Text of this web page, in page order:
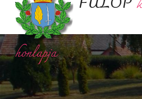
honlapja